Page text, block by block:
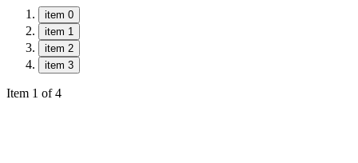
item 0
item 1
item 2
item 3
Item 1 of 4